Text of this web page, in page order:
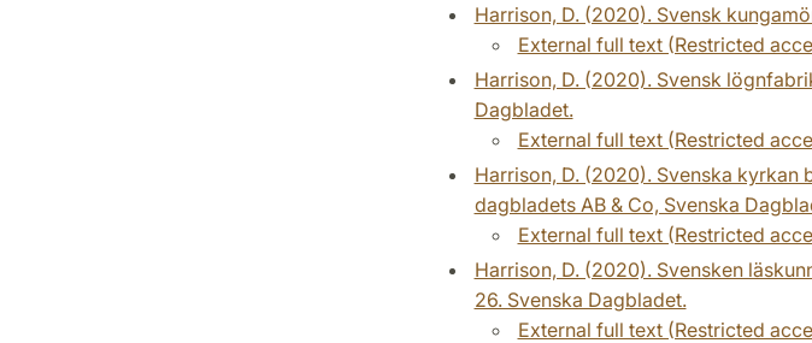
Harrison, D. (2020). Svensk
External full text (Restricted
Harrison, D. (2020). Svensk
Dagbladet.
External full text (Restricted
Harrison, D. (2020). Svenska kyrkan
dagbladets AB & Co, Svenska
External full text (Restricted
Harrison, D. (2020). Svensken
26. Svenska Dagbladet.
External full text (Restricted